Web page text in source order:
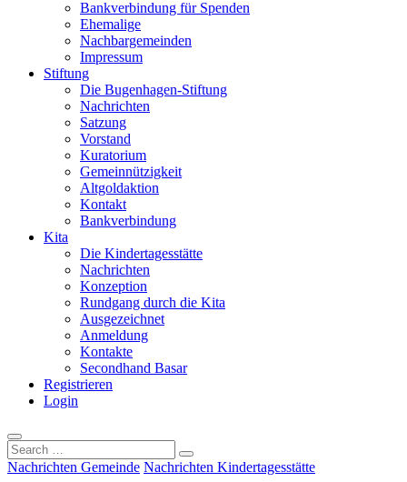
Bankverbindung für Spenden
Ehemalige
Nachbargemeinden
Impressum
Stiftung
Die Bugenhagen-Stiftung
Nachrichten
Satzung
Vorstand
Kuratorium
Gemeinnützigkeit
Altgoldaktion
Kontakt
Bankverbindung
Kita
Die Kindertagesstätte
Nachrichten
Konzeption
Rundgang durch die Kita
Ausgezeichnet
Anmeldung
Kontakte
Secondhand Basar
Registrieren
Login
Search
…
Nachrichten Gemeinde Nachrichten Kindertagesstätte